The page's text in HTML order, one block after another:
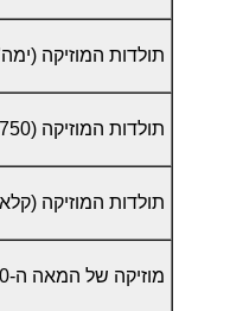
תולדות המוזיקה
תולדות המוזיקה (1500-1750)
תולדות המוזיקה
מוזיקה של המאה ה-20